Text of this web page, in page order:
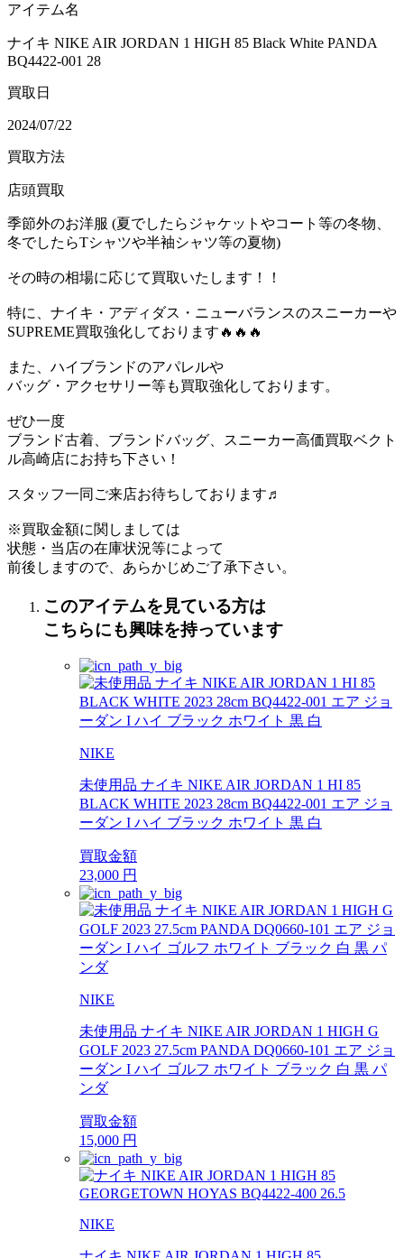
アイテム名
ナイキ NIKE AIR JORDAN 1 HIGH 85 Black White PANDA
BQ4422-001 28
買取日
2024/07/22
買取方法
店頭買取
季節外のお洋服 (夏でしたらジャケットやコート等の冬物、
冬でしたらTシャツや半袖シャツ等の夏物)
その時の相場に応じて買取いたします！！
特に、ナイキ・アディダス・ニューバランスのスニーカーや
SUPREME買取強化しております🔥🔥🔥
また、ハイブランドのアパレルや
バッグ・アクセサリー等も買取強化しております。
ぜひ一度
ブランド古着、ブランドバッグ、スニーカー高価買取ベクト
ル高崎店にお持ち下さい！
スタッフ一同ご来店お待ちしております♬
※買取金額に関しましては
状態・当店の在庫状況等によって
前後しますので、あらかじめご了承下さい。
このアイテムを見ている方は
こちらにも興味を持っています
NIKE
未使用品 ナイキ NIKE AIR JORDAN 1 HI 85
BLACK WHITE 2023 28cm BQ4422-001 エア ジョ
ーダン I ハイ ブラック ホワイト 黒 白
買取金額
23,000 円
NIKE
未使用品 ナイキ NIKE AIR JORDAN 1 HIGH G
GOLF 2023 27.5cm PANDA DQ0660-101 エア ジョ
ーダン I ハイ ゴルフ ホワイト ブラック 白 黒 パ
ンダ
買取金額
15,000 円
NIKE